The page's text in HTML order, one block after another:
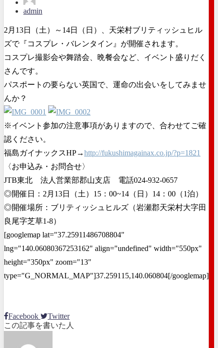
admin
2月13日（土）～14日（日）、天栄村ブリティッシュヒル
ズで『コスプレ・バレンタイン』が開催されます。
コスプレ撮影会や舞踏会、晩餐会など、イベント盛りだく
さんです。
パスポートの要らない英国で、運命の出会いをしてみませ
んか？
※イベント参加の注意事項がありますので、合わせてご確
認ください。
福島ガイナックスHP→http://fukushimagainax.co.jp/?p=1821
〈お申込み・お問合せ〉
JTB東北 法人営業部郡山支店 電話024-932-0657
◎開催日：2月13日（土）15：00~14（日）14：00（1泊）
◎開催場所：ブリティッシュヒルズ（岩瀬郡天栄村大字田
良尾字芝草1-8）
[googlemap lat="37.25911486708804"
lng="140.06080367253162" align="undefined" width="550px"
height="350px" zoom="13"
type="G_NORMAL_MAP"]37.259115,140.060804[/googlemap]
Facebook
Twitter
この記事を書いた人